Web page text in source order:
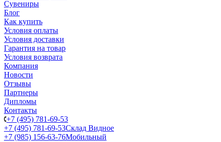
Сувениры
Блог
Как купить
Условия оплаты
Условия доставки
Гарантия на товар
Условия возврата
Компания
Новости
Отзывы
Партнеры
Дипломы
Контакты
+7 (495) 781-69-53
+7 (495) 781-69-53Склад Видное
+7 (985) 156-63-76Мобильный